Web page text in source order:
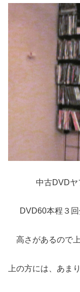
中古DVDヤ
DVD60本程３
高さがあるので
上の方には、あま